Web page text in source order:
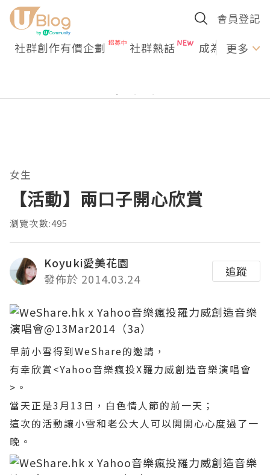
會員登記
社群創作有價企劃 社群熱話 成為U更多
女生
【活動】兩口子開心欣賞
瀏覽次數:495
Koyuki愛美花園
發佈於 2014.03.24
追蹤
早前小雪得到WeShare的邀請，
有幸欣賞<Yahoo音樂瘋投X羅力威創造音樂演唱會
>。
當天正是3月13日，白色情人節的前一天；
這次的活動讓小雪和老公大人可以開開心心度過了一
晚。